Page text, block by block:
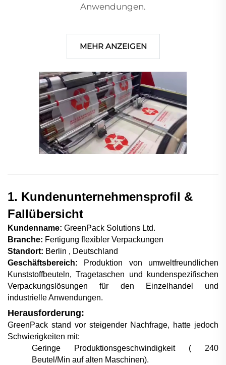
Anwendungen.
MEHR ANZEIGEN
1. Kundenunternehmensprofil &
Fallübersicht
Kundenname: GreenPack Solutions Ltd.
Branche: Fertigung flexibler Verpackungen
Standort: Berlin , Deutschland
Geschäftsbereich: Produktion von umweltfreundlichen
Kunststoffbeuteln, Tragetaschen und kundenspezifischen
Verpackungslösungen für den Einzelhandel und
industrielle Anwendungen.
Herausforderung:
GreenPack stand vor steigender Nachfrage, hatte jedoch
Schwierigkeiten mit:
Geringe Produktionsgeschwindigkeit ( 240
Beutel/Min auf alten Maschinen).